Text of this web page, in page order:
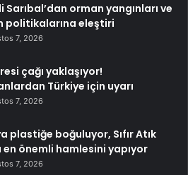
Sarıbal’dan orman yangınları ve
politikalarına eleştiri
7, 2026
çağı yaklaşıyor!
Türkiye için uyarı
7, 2026
plastiğe boğuluyor, Sıfır Atık
en önemli hamlesini yapıyor
7, 2026